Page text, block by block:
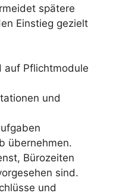
spätere
Einstieg gezielt
auf Pflichtmodule
und
übernehmen.
Bürozeiten
sind.
und